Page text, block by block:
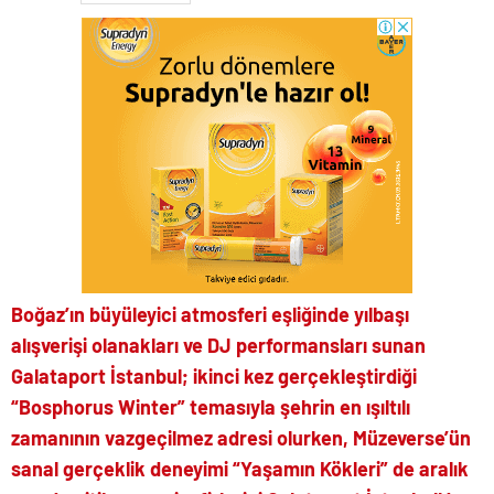
Boğaz’ın büyüleyici atmosferi eşliğinde yılbaşı
alışverişi olanakları ve DJ performansları sunan
Galataport İstanbul; ikinci kez gerçekleştirdiği
“Bosphorus Winter” temasıyla şehrin en ışıltılı
zamanının vazgeçilmez adresi olurken, Müzeverse’ün
sanal gerçeklik deneyimi “Yaşamın Kökleri” de aralık